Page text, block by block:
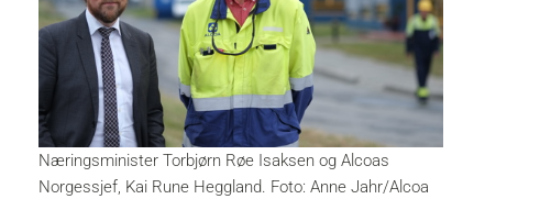
Næringsminister Torbjørn Røe Isaksen og Alcoas
Norgessjef, Kai Rune Heggland. Foto: Anne Jahr/Alcoa